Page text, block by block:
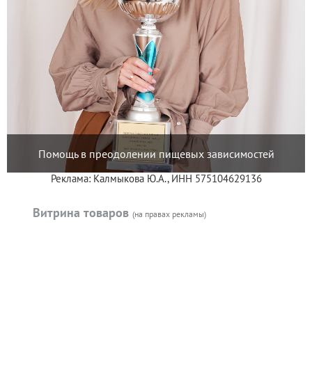
Помощь в преодолении пищевых зависимостей
Реклама: Калмыкова Ю.А., ИНН 575104629136
Витрина товаров (на правах рекламы)